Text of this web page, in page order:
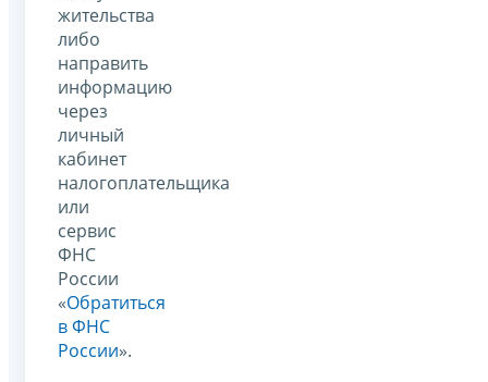
жительства
либо
направить
информацию
через
личный
кабинет
налогоплательщика
или
сервис
ФНС
России
«Обратиться
в ФНС
России».